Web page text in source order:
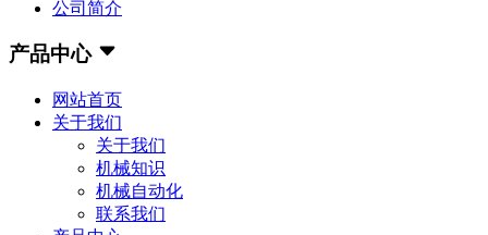
公司简介
产品中心
网站首页
关于我们
关于我们
机械知识
机械自动化
联系我们